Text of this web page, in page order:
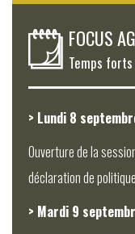
FOCUS
Temps
> Lundi 8
Ouverture de la
déclaration de
> Mardi 9